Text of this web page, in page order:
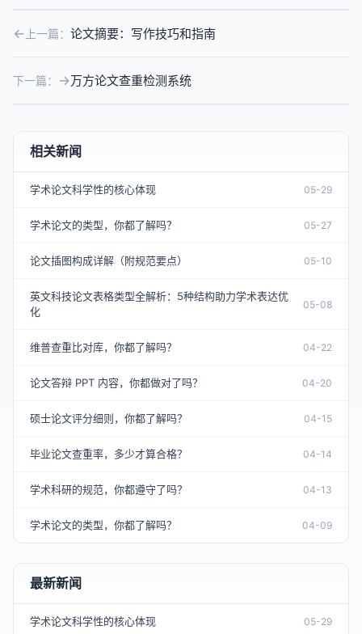
上一篇： 论文摘要：写作技巧和指南
下一篇： 万方论文查重检测系统
相关新闻
学术论文科学性的核心体现 05-29
学术论文的类型，你都了解吗？ 05-27
论文插图构成详解（附规范要点） 05-10
英文科技论文表格类型全解析：5种结构助力学术表达优
化
05-08
维普查重比对库，你都了解吗？ 04-22
论文答辩 PPT 内容，你都做对了吗？ 04-20
硕士论文评分细则，你都了解吗？ 04-15
毕业论文查重率，多少才算合格？ 04-14
学术科研的规范，你都遵守了吗？ 04-13
学术论文的类型，你都了解吗？ 04-09
最新新闻
学术论文科学性的核心体现 05-29